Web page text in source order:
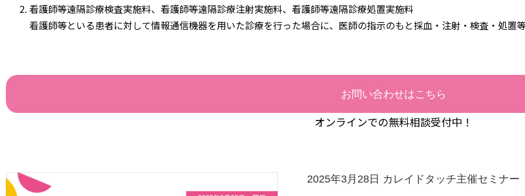
看護師等遠隔診療検査実施料、看護師等遠隔診療注射実施料、看護師等遠隔診療処置実施料
看護師等といる患者に対して情報通信機器を用いた診療を行った場合に、医師の指示のもと採血・注射・検査・処置
お問い合わせはこちら
オンラインでの無料相談受付中！
2025年3月28日 カレイドタッチ主催セミナー